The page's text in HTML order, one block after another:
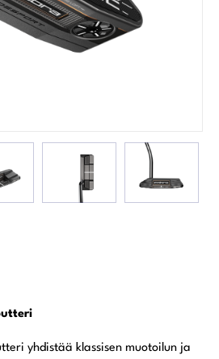
yhdistää klassisen muotoilun ja